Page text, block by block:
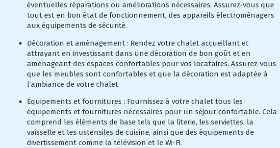
éventuelles réparations ou améliorations nécessaires. Assurez-vous que
tout est en bon état de fonctionnement, des appareils électroménagers
aux équipements de sécurité.
Décoration et aménagement : Rendez votre chalet accueillant et
attrayant en investissant dans une décoration de bon goût et en
aménageant des espaces confortables pour vos locataires. Assurez-vous
que les meubles sont confortables et que la décoration est adaptée à
l’ambiance de votre chalet.
Équipements et fournitures : Fournissez à votre chalet tous les
équipements et fournitures nécessaires pour un séjour confortable. Cela
comprend les éléments de base tels que la literie, les serviettes, la
vaisselle et les ustensiles de cuisine, ainsi que des équipements de
divertissement comme la télévision et le Wi-Fi.